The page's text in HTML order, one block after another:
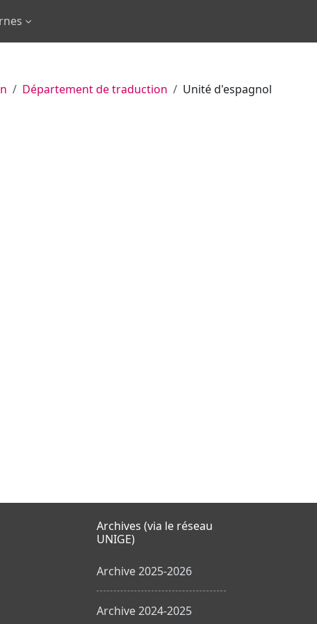
Département de traduction Unité d'espagnol
des cours
des cours
Archives (via le réseau
UNIGE)
Archive 2025-2026
Archive 2024-2025